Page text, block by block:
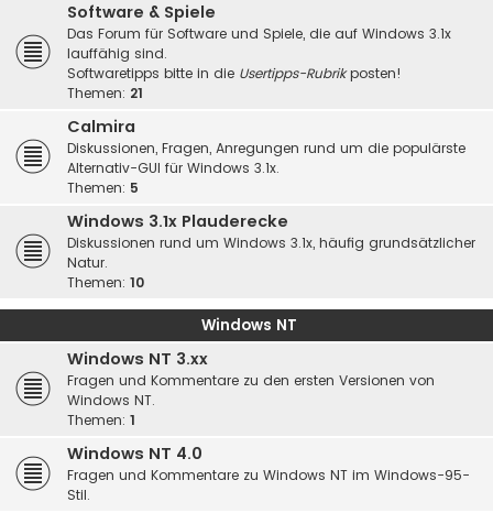
Software & Spiele
Das Forum für Software und Spiele, die auf Windows 3.1x
lauffähig sind.
Softwaretipps bitte in die Usertipps-Rubrikposten!
Themen: 21
Calmira
Diskussionen, Fragen, Anregungen rund um die populärste
Alternativ-GUI für Windows 3.1x.
Themen: 5
Windows 3.1x Plauderecke
Diskussionen rund um Windows 3.1x, häufig grundsätzlicher
Natur.
Themen: 10
Windows NT
Windows NT 3.xx
Fragen und Kommentare zu den ersten Versionen von
Windows NT.
Themen: 1
Windows NT 4.0
Fragen und Kommentare zu Windows NT im Windows-95-
Stil.